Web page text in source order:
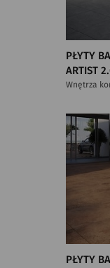
PŁYTY
ARTIST
Wnętrza
PŁYTY